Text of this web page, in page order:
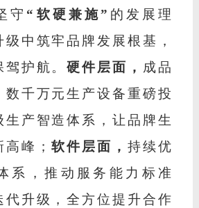
守 “软硬兼施” 的发展理
中筑牢品牌发展根基，
驾护航。硬件层面， 成品
数千万元生产设备重磅投
生产智造体系，让品牌生
峰； 软件层面，持续优
系，推动服务能力标准
代升级，全方位提升合作